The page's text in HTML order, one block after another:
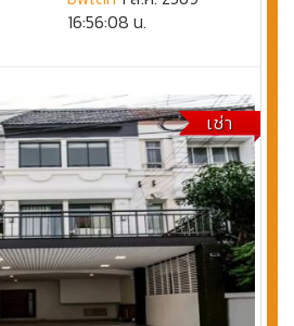
16:56:08 น.
เช่า